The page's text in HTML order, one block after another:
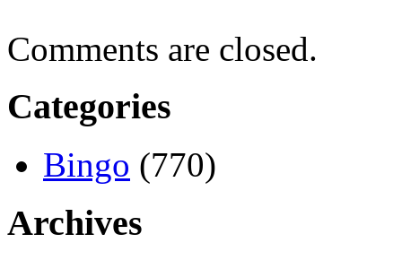
Comments are closed.
Categories
Bingo (770)
Archives